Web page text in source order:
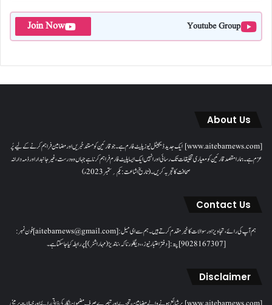
Youtube Group
Join Now
About Us
[www.aitebarnews.com] ایک جدید ڈیجیٹل نیوز پلیٹ فارم ہے۔ جو قارئین کو مستند خبریں اور مضامین فراہم کرنے کے لیے پُر
عزم ہے۔ ہمارا مقصدقارئین کو معیاری تخلیقات تک رسائی اور انہیں ایک ایسا پلیٹ فارم فراہم کرنا ہے جہاں وہ درست، غیر جانبدار اور ذمہ دارانہ
صحافت کا تجربہ کریں۔( تاریخ اشاعت : یکم؍ ستمبر 2023ء)
Contact Us
ہم آپ کی رائے، تجاویز اور سوالات کا خیرمقدم کرتے ہیں۔ ہم سےای میل: [aitebarnews@gmail.com]فون نمبر:
[9028167307]پتہ: [دفتر اعتبار نیوز، ، دیگلور ناکہ، ناندیڑ(مہاراشٹر) ] پر رابطہ کیا جاسکتا ہے۔
Disclaimer